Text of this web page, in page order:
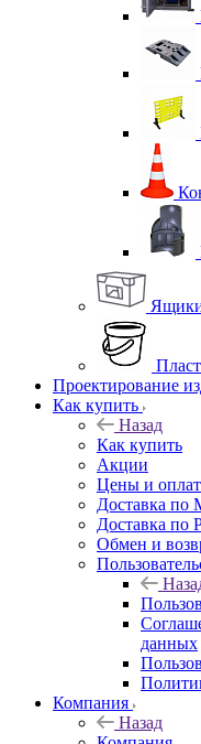
Ящики
Проектирование
Как купить
Назад
Как купить
Акции
Цены и
Доставка по
Доставка по
Обмен и
данных
Компания
Назад